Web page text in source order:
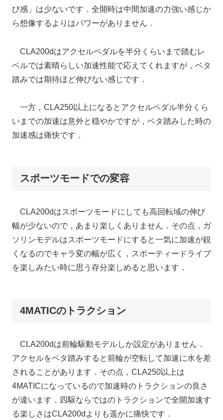
び感」は少ないです．全開時は中間加速の力強い感じか
ら想像するよりはパワーがありません．
CLA200dはアクセルペダルを半分くらいまで踏むレ
ベルでは素晴らしい加速性能で応えてくれますが，ベタ
踏みでは期待ほど伸びない感じです．
一方，CLA250以上になるとアクセルペダル半分くら
いまでの加速は意外と穏やかですが，ベタ踏みした時の
加速感は痛快です．
スポーツモードでの変容
CLA200dはスポーツモードにしても高回転域の伸び
幅が少ないので，あまり楽しくありません．その点，ガ
ソリンモデルはスポーツモードにすると一気に加速が鋭
くなるのでキャラ変の幅が広く，スポーティードライブ
を楽しみたい時に思う存分楽しめると思います．
4MATICのトラクション
CLA200dは前輪駆動モデルしか設定がありません．
アクセルをベタ踏みすると前輪が空転して加速に水を差
されることがあります．その点，CLA250以上は
4MATICになっているので加速時のトラクションの良さ
が違います．四駆ならではのトラクションで全開加速す
る楽しさはCLA200dよりも遥かに痛快です．